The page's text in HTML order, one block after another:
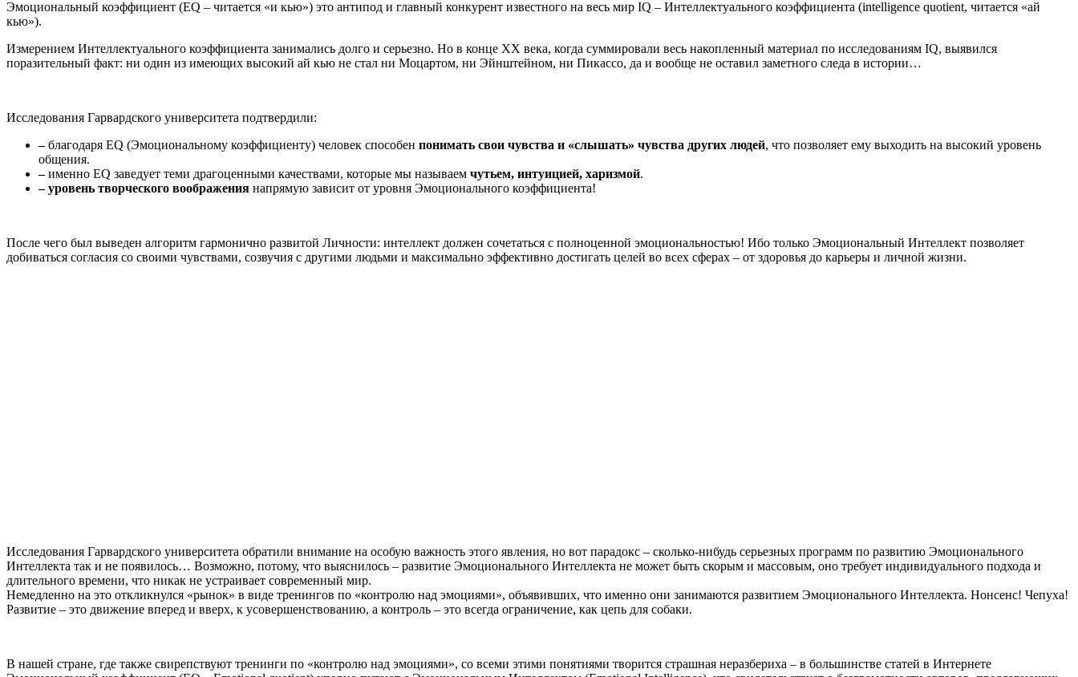
Эмоциональный коэффициент (EQ – читается «и кью») это антипод и главный конкурент известного на весь мир IQ – Интеллектуального коэффициента (intelligence quotient, читается «ай
кью»).
Измерением Интеллектуального коэффициента занимались долго и серьезно. Но в конце ХХ века, когда суммировали весь накопленный материал по исследованиям IQ, выявился
поразительный факт: ни один из имеющих высокий ай кью не стал ни Моцартом, ни Эйнштейном, ни Пикассо, да и вообще не оставил заметного следа в истории…
Исследования Гарвардского университета подтвердили:
–благодаря EQ (Эмоциональному коэффициенту) человек способен понимать свои чувства и «слышать» чувства других людей, что позволяет ему выходить на высокий уровень
общения.
–именно EQ заведует теми драгоценными качествами, которые мы называем чутьем, интуицией, харизмой.
– уровень творческого воображения напрямую зависит от уровня Эмоционального коэффициента!
После чего был выведен алгоритм гармонично развитой Личности: интеллект должен сочетаться с полноценной эмоциональностью! Ибо только Эмоциональный Интеллект позволяет
добиваться согласия со своими чувствами, созвучия с другими людьми и максимально эффективно достигать целей во всех сферах – от здоровья до карьеры и личной жизни.
Исследования Гарвардского университета обратили внимание на особую важность этого явления, но вот парадокс – сколько-нибудь серьезных программ по развитию Эмоционального
Интеллекта так и не появилось… Возможно, потому, что выяснилось – развитие Эмоционального Интеллекта не может быть скорым и массовым, оно требует индивидуального подхода и
длительного времени, что никак не устраивает современный мир.
Немедленно на это откликнулся «рынок» в виде тренингов по «контролю над эмоциями», объявивших, что именно они занимаются развитием Эмоционального Интеллекта. Нонсенс! Чепуха!
Развитие – это движение вперед и вверх, к усовершенствованию, а контроль – это всегда ограничение, как цепь для собаки.
В нашей стране, где также свирепствуют тренинги по «контролю над эмоциями», со всеми этими понятиями творится страшная неразбериха – в большинстве статей в Интернете